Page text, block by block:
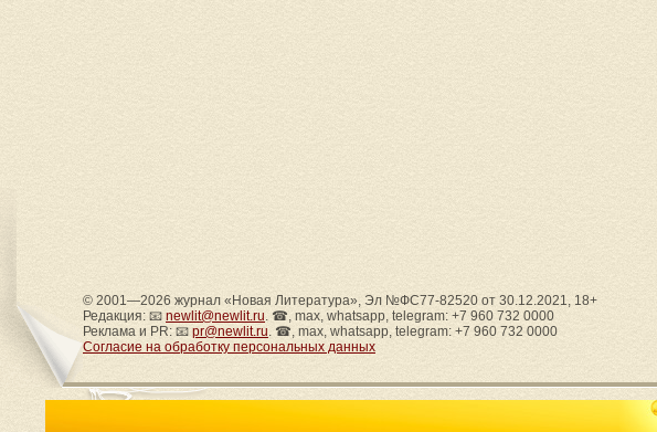
© 2001—2026 журнал «Новая Литература», Эл №ФС77-82520 от 30.12.2021, 18+
Редакция: 📧 newlit@newlit.ru. ☎, max, whatsapp, telegram: +7 960 732 0000
Реклама и PR: 📧 pr@newlit.ru. ☎, max, whatsapp, telegram: +7 960 732 0000
Согласие на обработку персональных данных